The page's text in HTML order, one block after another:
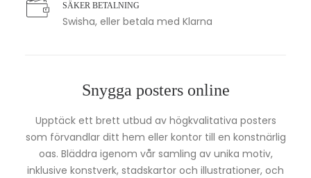
SÄKER BETALNING
Swisha, eller betala med Klarna
Snygga posters online
Upptäck ett brett utbud av högkvalitativa posters
som förvandlar ditt hem eller kontor till en konstnärlig
oas. Bläddra igenom vår samling av unika motiv,
inklusive konstverk, stadskartor och illustrationer, och